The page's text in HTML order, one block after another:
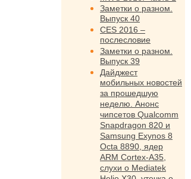
Заметки о разном.
Выпуск 40
CES 2016 –
послесловие
Заметки о разном.
Выпуск 39
Дайджест
мобильных новостей
за прошедшую
неделю. Анонс
чипсетов Qualcomm
Snapdragon 820 и
Samsung Exynos 8
Octa 8890, ядер
ARM Cortex-A35,
слухи о Mediatek